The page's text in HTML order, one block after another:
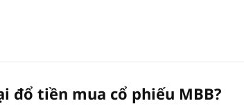
đổ tiền mua cổ phiếu MBB?